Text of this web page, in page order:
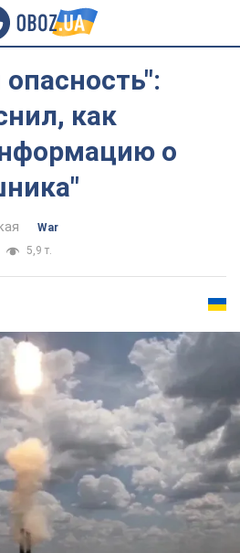
опасность":
как
о
War
5,9 т.